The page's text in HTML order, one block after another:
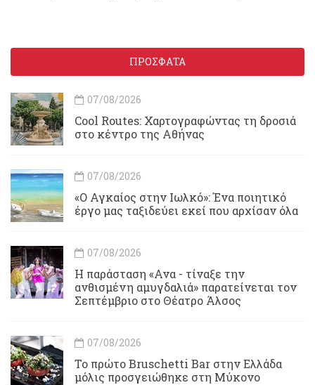
ΠΡΟΣΦΑΤΑ
07/08/2026
Cool Routes: Χαρτογραφώντας τη δροσιά
στο κέντρο της Αθήνας
07/08/2026
«Ο Αγκαίος στην Ιωλκό»: Ένα ποιητικό
έργο μας ταξιδεύει εκεί που αρχίσαν όλα
07/08/2026
Η παράσταση «Ανα - τίναξε την
ανθισμένη αμυγδαλιά» παρατείνεται τον
Σεπτέμβριο στο Θέατρο Άλσος
07/08/2026
Το πρώτο Bruschetti Bar στην Ελλάδα
μόλις προσγειώθηκε στη Μύκονο